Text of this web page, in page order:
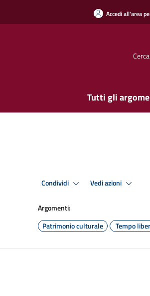
Accedi all'area
Cerca
Tutti gli
Condividi Vedi azioni
Argomenti:
Patrimonio culturale
Tempo